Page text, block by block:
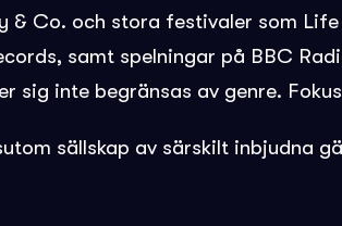
& Co. och stora festivaler som
samt spelningar på BBC
sig inte begränsas av genre.
sällskap av särskilt inbjudna